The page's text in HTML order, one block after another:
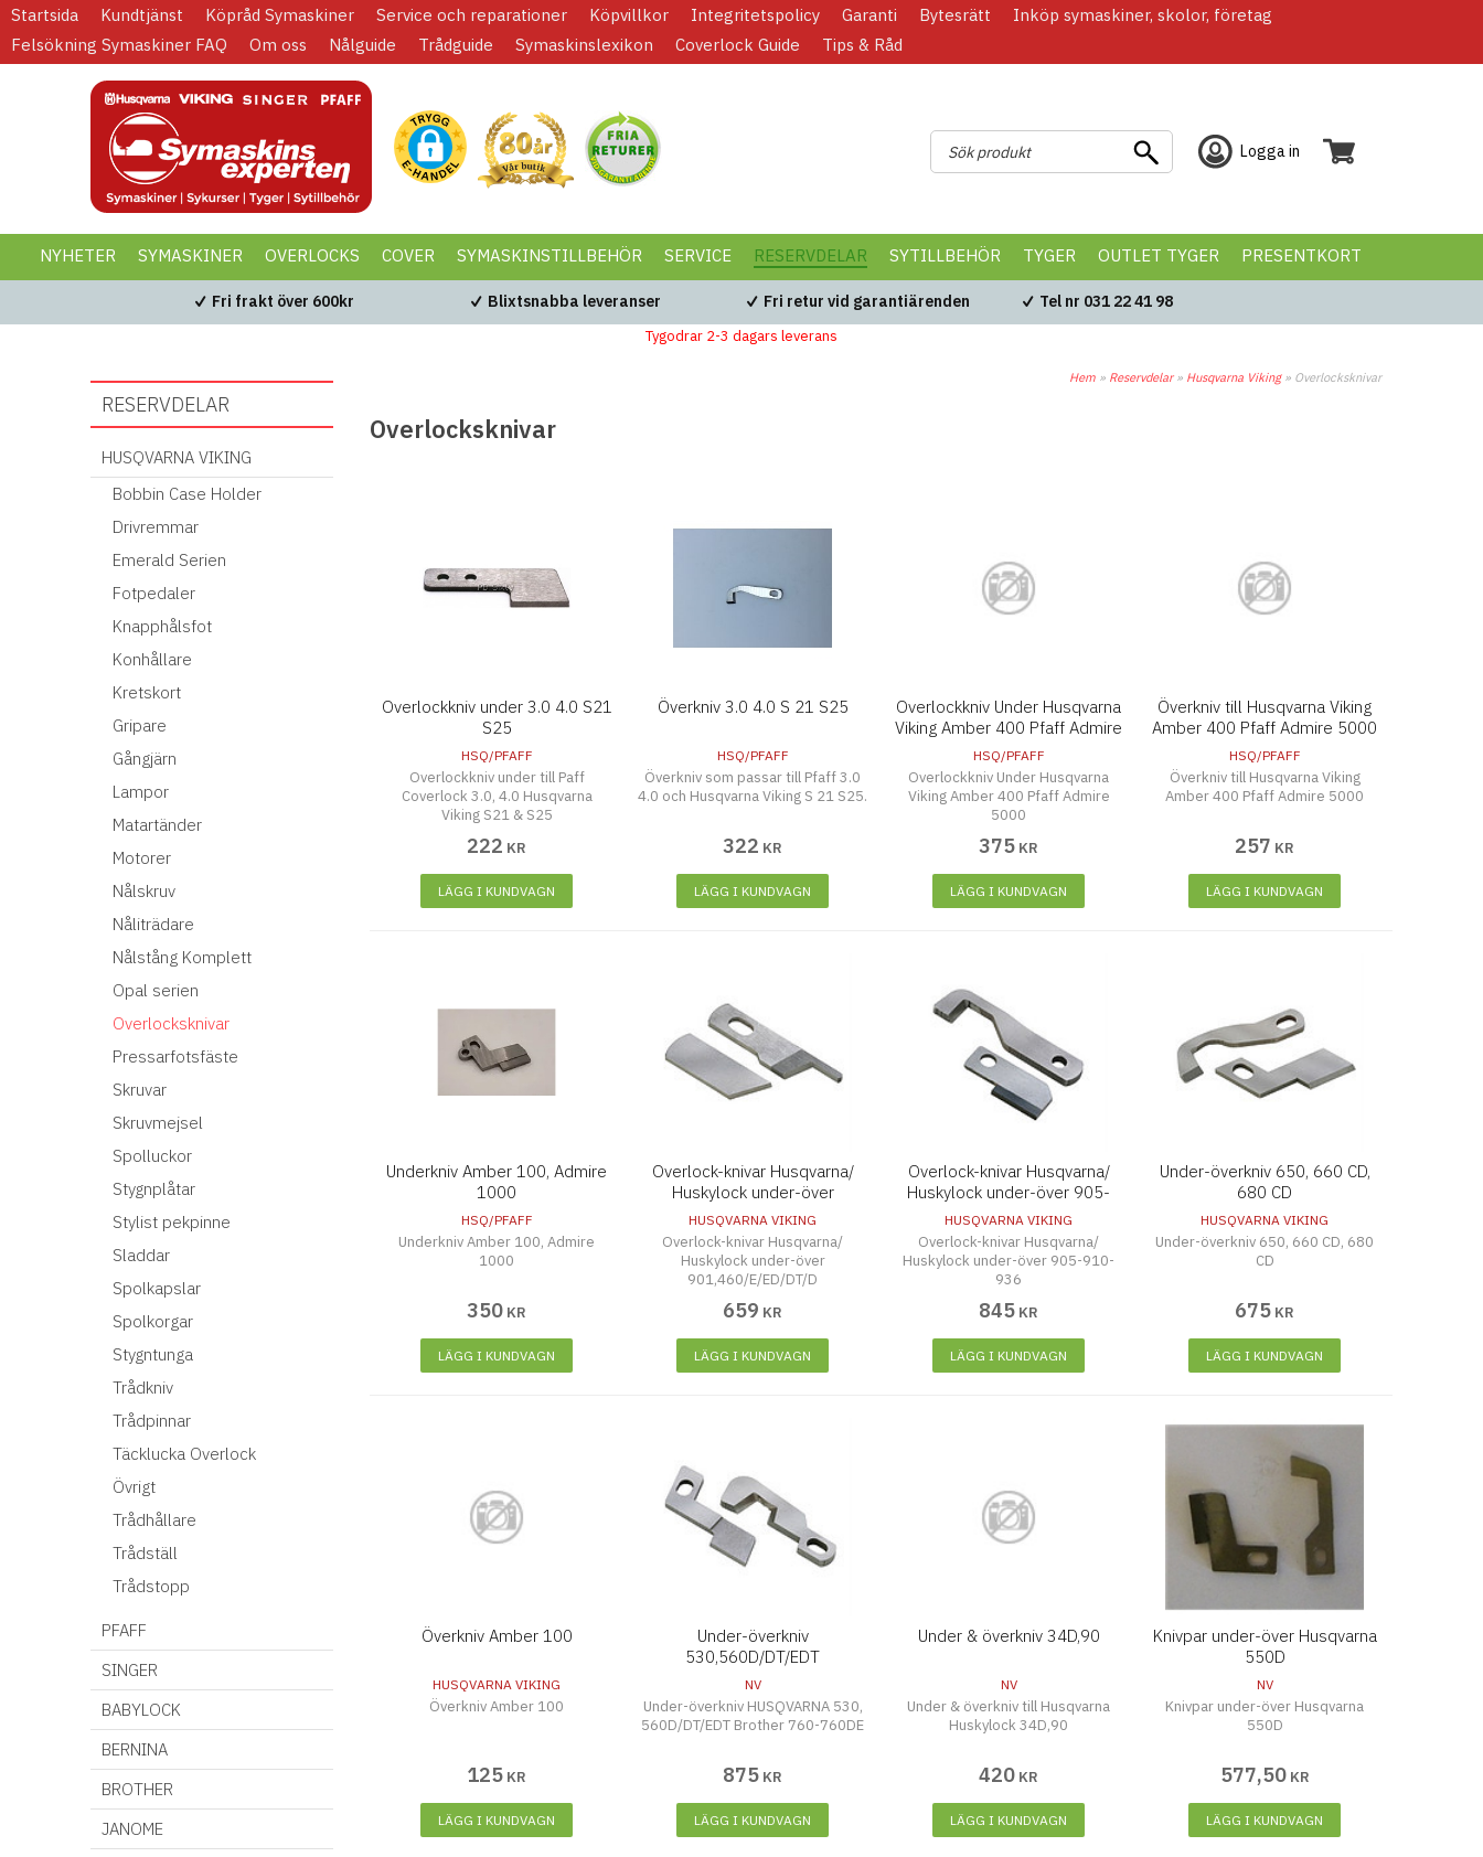
Startsida Kundtjänst Köpråd Symaskiner Service och reparationer Köpvillkor Integritetspolicy Garanti Bytesrätt
Inköp symaskiner, skolor, företag
Felsökning Symaskiner FAQ
Om oss Nålguide Trådguide Symaskinslexikon Coverlock Guide Tips & Råd
Logga in
NYHETER SYMASKINER OVERLOCKS COVER SYMASKINSTILLBEHÖR SERVICE RESERVDELAR SYTILLBEHÖR TYGER OUTLET TYGER PRESENTKORT
BLACK WEEKFri frakt över 600kr Blixtsnabba leveranser Fri retur vid garantiärenden Tel nr 031 22 41 98
Tygodrar 2-3 dagars leverans
RESERVDELAR
HUSQVARNA VIKING
Bobbin Case Holder
Drivremmar
Emerald Serien
Fotpedaler
Knapphålsfot
Konhållare
Kretskort
Gripare
Gångjärn
Lampor
Matartänder
Motorer
Nålskruv
Nåliträdare
Nålstång Komplett
Opal serien
Overlocksknivar
Pressarfotsfäste
Skruvar
Skruvmejsel
Spolluckor
Stygnplåtar
Stylist pekpinne
Sladdar
Spolkapslar
Spolkorgar
Stygntunga
Trådkniv
Trådpinnar
Täcklucka Overlock
Övrigt
Trådhållare
Trådställ
Trådstopp
PFAFF
SINGER
BABYLOCK
BERNINA
BROTHER
JANOME
Hem » Reservdelar» Husqvarna Viking» Overlocksknivar
Overlocksknivar
Overlockkniv under 3.0 4.0 S21
S25
HSQ/PFAFF
Overlockkniv under till Paff
Coverlock 3.0, 4.0 Husqvarna
Viking S21 & S25
222 KR
LÄGG I KUNDVAGN
Överkniv 3.0 4.0 S 21 S25
HSQ/PFAFF
Överkniv som passar till Pfaff 3.0
4.0 och Husqvarna Viking S 21 S25.
322 KR
LÄGG I KUNDVAGN
Overlockkniv Under Husqvarna
Viking Amber 400 Pfaff Admire
5000
HSQ/PFAFF
Overlockkniv Under Husqvarna
Viking Amber 400 Pfaff Admire
5000
375 KR
LÄGG I KUNDVAGN
Överkniv till Husqvarna Viking
Amber 400 Pfaff Admire 5000
HSQ/PFAFF
Överkniv till Husqvarna Viking
Amber 400 Pfaff Admire 5000
257 KR
LÄGG I KUNDVAGN
Underkniv Amber 100, Admire
1000
HSQ/PFAFF
Underkniv Amber 100, Admire
1000
350 KR
LÄGG I KUNDVAGN
Overlock-knivar Husqvarna/
Huskylock under-över
901,460/E/ED/DT/D
HUSQVARNA VIKING
Overlock-knivar Husqvarna/
Huskylock under-över
901,460/E/ED/DT/D
659 KR
LÄGG I KUNDVAGN
Overlock-knivar Husqvarna/
Huskylock under-över 905-
910-936
HUSQVARNA VIKING
Overlock-knivar Husqvarna/
Huskylock under-över 905-910-
936
845 KR
LÄGG I KUNDVAGN
Under-överkniv 650, 660 CD,
680 CD
HUSQVARNA VIKING
Under-överkniv 650, 660 CD, 680
CD
675 KR
LÄGG I KUNDVAGN
Överkniv Amber 100
HUSQVARNA VIKING
Överkniv Amber 100
125 KR
LÄGG I KUNDVAGN
Under-överkniv
530,560D/DT/EDT
NV
Under-överkniv HUSQVARNA 530,
560D/DT/EDT Brother 760-760DE
875 KR
LÄGG I KUNDVAGN
Under & överkniv 34D,90
NV
Under & överkniv till Husqvarna
Huskylock 34D,90
420 KR
LÄGG I KUNDVAGN
Knivpar under-över Husqvarna
550D
NV
Knivpar under-över Husqvarna
550D
577,50 KR
LÄGG I KUNDVAGN